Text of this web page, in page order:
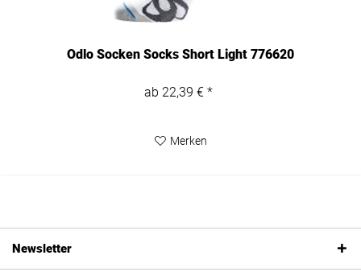
Odlo Socken Socks Short Light 776620
ab 22,39 € *
Merken
Newsletter